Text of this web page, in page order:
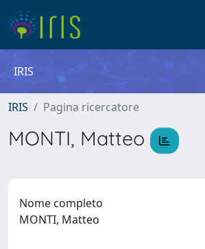
IRIS
IRIS Pagina ricercatore
MONTI, Matteo
Nome completo
MONTI, Matteo